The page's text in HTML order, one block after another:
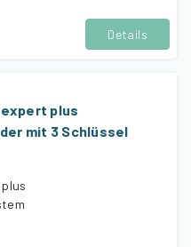
Details
plus
mit 3 Schlüssel